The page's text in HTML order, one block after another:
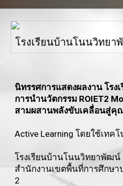
โรงเรียนบ้านโนนวิทยา
นิทรรศการแสดงผลงาน โรง
การนำนวัตกรรม ROIET2
สามผสานพลังขับเคลื่อนสู่คุ
Active Learning โดยใช้เทค
โรงเรียนบ้านโนนวิทยาพัฒน์
สำนักงานเขตพื้นที่การศึกษา
2